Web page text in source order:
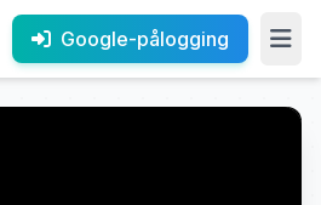
Google-pålogging